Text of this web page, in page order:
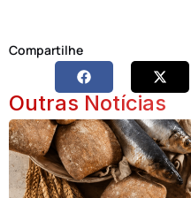
Compartilhe
Outras Notícias